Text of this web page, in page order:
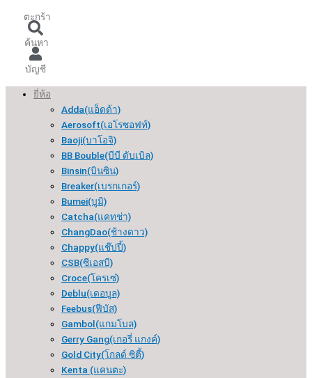
ตะกร้า
ค้นหา
บัญชี
ยี่ห้อ
Adda(แอ็ดด้า)
Aerosoft(เอโรซอฟท์)
Baoji(บาโอจิ)
BB Bouble(บีบี ดับเบิล)
Binsin(บินซิน)
Breaker(เบรกเกอร์​)
Bumei(บูมิ)
Catcha(แคทช่า)
ChangDao(ช้างดาว)
Chappy(แช๊ปปี้)
CSB(ซีเอสบี)
Croce(โครเซ่)
Deblu(เดอบูล)
Feebus(ฟีบัส)
Gambol(แกมโบล)
Gerry Gang(เกอรี่ แกงค์)
Gold City(โกลด์ ซิตี้)
Kenta (แคนตะ)